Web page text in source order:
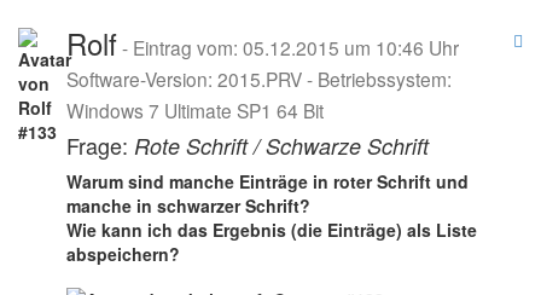
Rolf- Eintrag vom: 05.12.2015 um 10:46 Uhr
Software-Version: 2015.PRV - Betriebssystem:
Windows 7 Ultimate SP1 64 Bit
Frage: Rote Schrift / Schwarze Schrift
Warum sind manche Einträge in roter Schrift und
manche in schwarzer Schrift?
Wie kann ich das Ergebnis (die Einträge) als Liste
abspeichern?